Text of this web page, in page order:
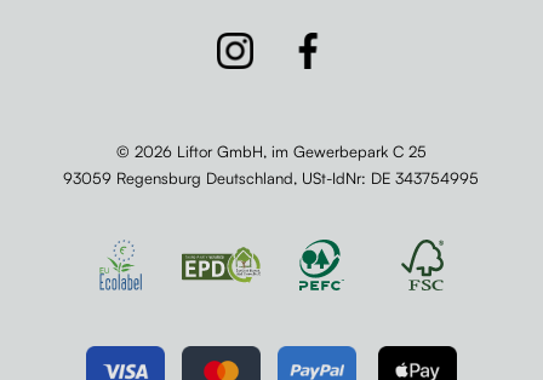
© 2026 Liftor GmbH, im Gewerbepark C 25
93059 Regensburg Deutschland, USt-IdNr: DE 343754995